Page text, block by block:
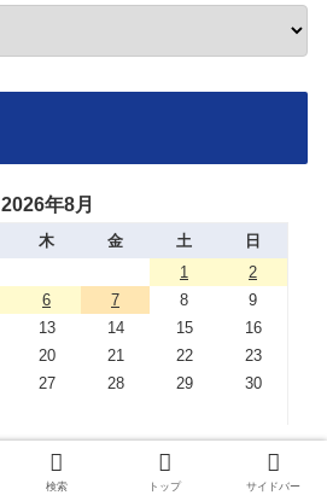
2026年8月
木 金 土
日
1
2
6 7 8
9
13 14 15
16
20 21 22
23
27 28 29
30
検索 トップ サイドバー